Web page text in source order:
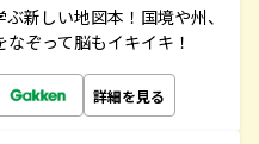
新しい地図本！国境や州、
ぞって脳もイキイキ！
詳細を見る